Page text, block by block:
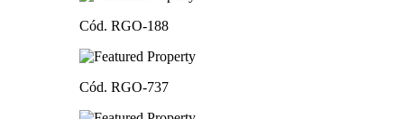
Cód. RGO-188
Cód. RGO-737